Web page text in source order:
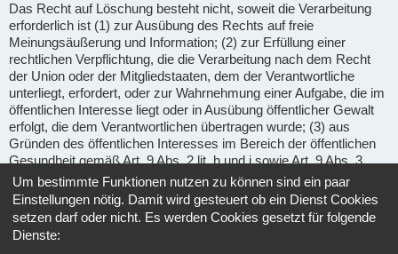
Das Recht auf Löschung besteht nicht, soweit die Verarbeitung
erforderlich ist (1) zur Ausübung des Rechts auf freie
Meinungsäußerung und Information; (2) zur Erfüllung einer
rechtlichen Verpflichtung, die die Verarbeitung nach dem Recht
der Union oder der Mitgliedstaaten, dem der Verantwortliche
unterliegt, erfordert, oder zur Wahrnehmung einer Aufgabe, die im
öffentlichen Interesse liegt oder in Ausübung öffentlicher Gewalt
erfolgt, die dem Verantwortlichen übertragen wurde; (3) aus
Gründen des öffentlichen Interesses im Bereich der öffentlichen
Gesundheit gemäß Art. 9 Abs. 2 lit. h und i sowie Art. 9 Abs. 3
DSGVO; (4) für im öffentlichen Interesse liegende Archivzwecke,
wissenschaftliche oder historische Forschungszwecke oder für
statistische Zwecke gem. Art. 89 Abs. 1 DSGVO, soweit das
unter Abschnitt a) genannte Recht voraussichtlich die
Verwirklichung der Ziele dieser Verarbeitung unmöglich macht
Um bestimmte Funktionen nutzen zu können sind ein paar
Einstellungen nötig. Damit wird gesteuert ob ein Dienst Cookies
setzen darf oder nicht. Es werden Cookies gesetzt für folgende
Dienste: